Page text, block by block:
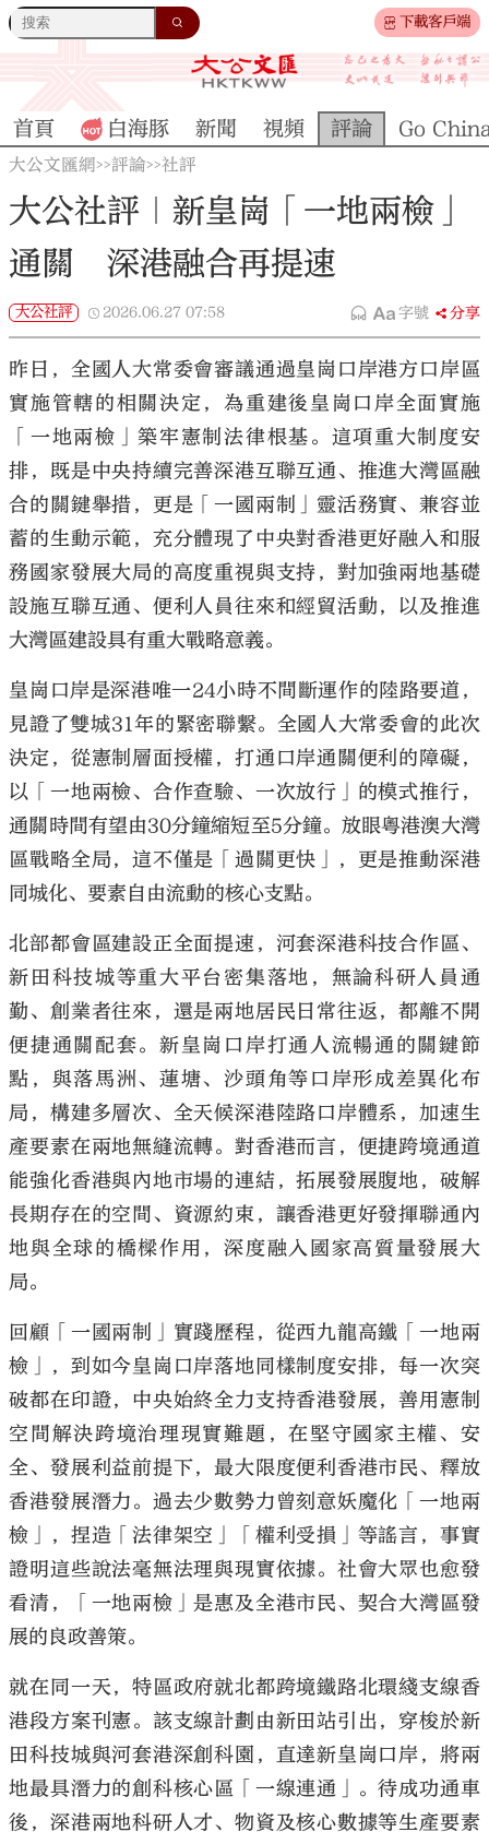
下載客戶端
大公文匯
首頁 白海豚 新聞 視頻 評論 Go
大公文匯網>>評論>>社評
大公社評｜新皇崗「一地兩檢」
通關 深港融合再提速
大公社評 2026.06.27 07:58 字號 分享
昨日，全國人大常委會審議通過皇崗口岸港方口岸區
實施管轄的相關決定，為重建後皇崗口岸全面實施
「一地兩檢」築牢憲制法律根基。這項重大制度安
排，既是中央持續完善深港互聯互通、推進大灣區融
合的關鍵舉措，更是「一國兩制」靈活務實、兼容並
蓄的生動示範，充分體現了中央對香港更好融入和服
務國家發展大局的高度重視與支持，對加強兩地基礎
設施互聯互通、便利人員往來和經貿活動，以及推進
大灣區建設具有重大戰略意義。
皇崗口岸是深港唯一24小時不間斷運作的陸路要道，
見證了雙城31年的緊密聯繫。全國人大常委會的此次
決定，從憲制層面授權，打通口岸通關便利的障礙，
以「一地兩檢、合作查驗、一次放行」的模式推行，
通關時間有望由30分鐘縮短至5分鐘。放眼粵港澳大灣
區戰略全局，這不僅是「過關更快」，更是推動深港
同城化、要素自由流動的核心支點。
北部都會區建設正全面提速，河套深港科技合作區、
新田科技城等重大平台密集落地，無論科研人員通
勤、創業者往來，還是兩地居民日常往返，都離不開
便捷通關配套。新皇崗口岸打通人流暢通的關鍵節
點，與落馬洲、蓮塘、沙頭角等口岸形成差異化布
局，構建多層次、全天候深港陸路口岸體系，加速生
產要素在兩地無縫流轉。對香港而言，便捷跨境通道
能強化香港與內地市場的連結，拓展發展腹地，破解
長期存在的空間、資源約束，讓香港更好發揮聯通內
地與全球的橋樑作用，深度融入國家高質量發展大
局。
回顧「一國兩制」實踐歷程，從西九龍高鐵「一地兩
檢」，到如今皇崗口岸落地同樣制度安排，每一次突
破都在印證，中央始終全力支持香港發展，善用憲制
空間解決跨境治理現實難題，在堅守國家主權、安
全、發展利益前提下，最大限度便利香港市民、釋放
香港發展潛力。過去少數勢力曾刻意妖魔化「一地兩
檢」，捏造「法律架空」「權利受損」等謠言，事實
證明這些說法毫無法理與現實依據。社會大眾也愈發
看清，「一地兩檢」是惠及全港市民、契合大灣區發
展的良政善策。
就在同一天，特區政府就北都跨境鐵路北環綫支線香
港段方案刊憲。該支線計劃由新田站引出，穿梭於新
田科技城與河套港深創科園，直達新皇崗口岸，將兩
地最具潛力的創科核心區「一線連通」。待成功通車
後，深港兩地科研人才、物資及核心數據等生產要素